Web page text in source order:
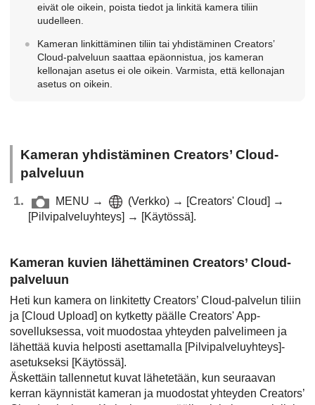
eivät ole oikein, poista tiedot ja linkitä kamera tiliin
uudelleen.
Kameran linkittäminen tiliin tai yhdistäminen Creators’
Cloud-palveluun saattaa epäonnistua, jos kameran
kellonajan asetus ei ole oikein. Varmista, että kellonajan
asetus on oikein.
Kameran yhdistäminen Creators’ Cloud-
palveluun
MENU → (Verkko) → [Creators' Cloud] →
[Pilvipalveluyhteys] → [Käytössä].
Kameran kuvien lähettäminen Creators’ Cloud-
palveluun
Heti kun kamera on linkitetty Creators’ Cloud-palvelun tiliin
ja [Cloud Upload] on kytketty päälle Creators' App-
sovelluksessa, voit muodostaa yhteyden palvelimeen ja
lähettää kuvia helposti asettamalla [Pilvipalveluyhteys]-
asetukseksi [Käytössä].
Äskettäin tallennetut kuvat lähetetään, kun seuraavan
kerran käynnistät kameran ja muodostat yhteyden Creators’